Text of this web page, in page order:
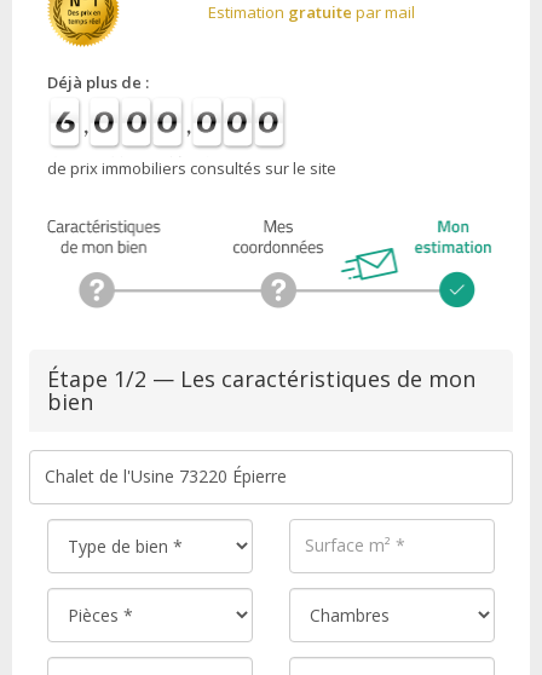
Estimation gratuite par mail
Déjà plus de :
de prix immobiliers consultés sur le site
Étape 1/2 — Les caractéristiques de mon
bien